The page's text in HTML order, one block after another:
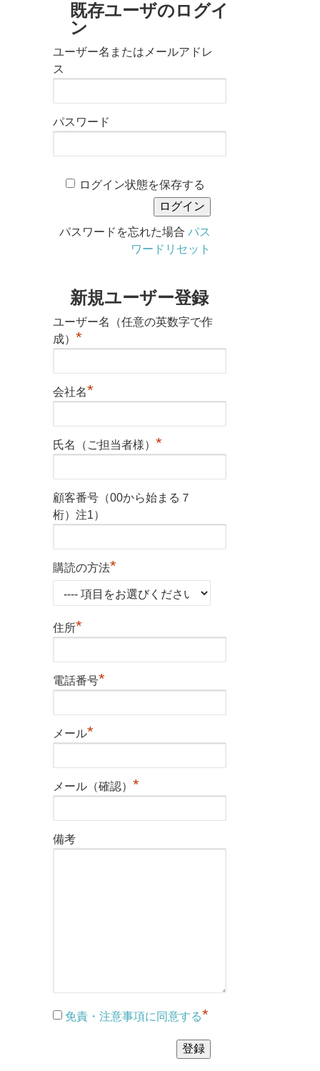
既存ユーザのログイ
ン
ユーザー名またはメールアドレ
ス
パスワード
ログイン状態を保存する
パスワードを忘れた場合 パス
ワードリセット
新規ユーザー登録
ユーザー名（任意の英数字で作
成） *
会社名*
氏名（ご担当者様） *
顧客番号（00から始まる７
桁）注1）
購読の方法*
住所*
電話番号*
メール*
メール（確認） *
備考
免責・注意事項に同意する*